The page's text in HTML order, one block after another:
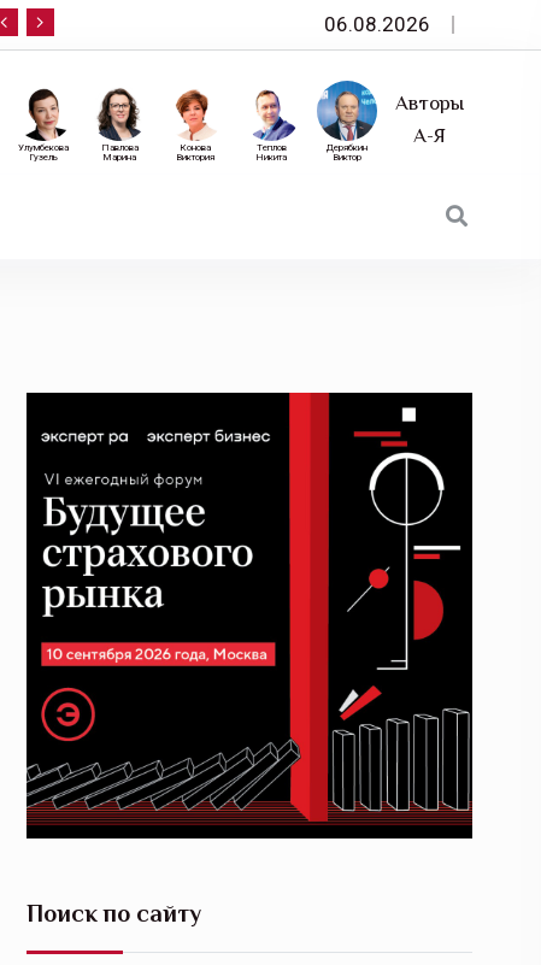
10 сентября — «Эксперт РА» приглашает на
06.08.2026
Авторы
А-Я
Дерябкин
Виктор
Теплов
Никита
Конова
Виктория
Павлова
Марина
Улумбекова
Гузель
Поиск по сайту